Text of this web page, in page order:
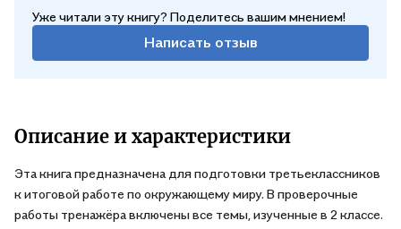
Уже читали эту книгу? Поделитесь вашим мнением!
Написать отзыв
Описание и характеристики
Эта книга предназначена для подготовки третьеклассников
к итоговой работе по окружающему миру. В проверочные
работы тренажёра включены все темы, изученные в 2 классе.